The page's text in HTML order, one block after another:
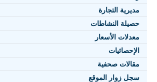
2021
التجارة
النشاطات
الأسعار
صحفية
زوار الموقع